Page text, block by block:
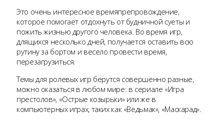
Это очень интересное времяпрепровождение,
которое помогает отдохнуть от будничной суеты и
пожить жизнью другого человека. Во время игр,
длящихся несколько дней, получается оставить всю
рутину за бортом и весело провести время,
перезагрузиться.
Темы для ролевых игр берутся совершенно разные,
можно оказаться в любом мире: в сериале «Игра
престолов», «Острые козырьки» или же в
компьютерных играх, таких как «Ведьмак», «Маскарад».